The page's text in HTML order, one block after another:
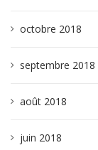
octobre 2018
septembre 2018
août 2018
juin 2018